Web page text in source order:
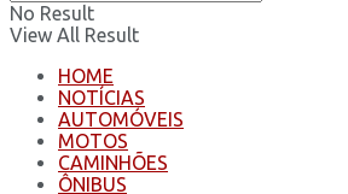
No Result
View All Result
HOME
NOTÍCIAS
AUTOMÓVEIS
MOTOS
CAMINHÕES
ÔNIBUS